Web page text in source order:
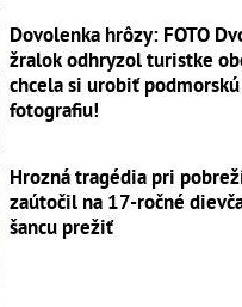
Dovolenka hrôzy: FOTO
žralok odhryzol turistke
chcela si urobiť podmorskú
fotografiu!
Hrozná tragédia pri
zaútočil na 17-ročné
šancu prežiť